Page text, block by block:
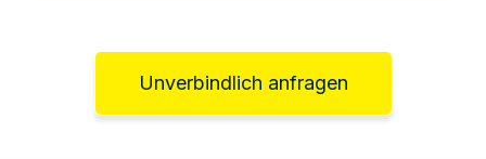
Unverbindlich anfragen